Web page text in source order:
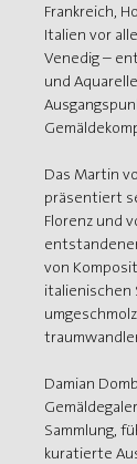
Frankreich,
Italien vor
Venedig –
und
Das Martin
präsentiert
Florenz und
von
italienischen
Damian
Sammlung,
kuratierte